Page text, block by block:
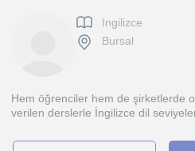
Ingilizce
Bursal
Hem öğrenciler hem de şirketlerde
verilen derslerle İngilizce dil